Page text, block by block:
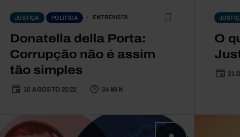
JUSTIÇA POLÍTICA ENTREVISTA
Donatella della Porta:
Corrupção não é assim
tão simples
16 AGOSTO 2022 34 MIN
O
21